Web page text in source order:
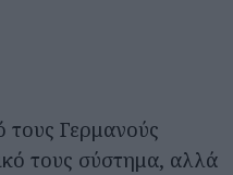
Γερμανούς
τους σύστημα, αλλά